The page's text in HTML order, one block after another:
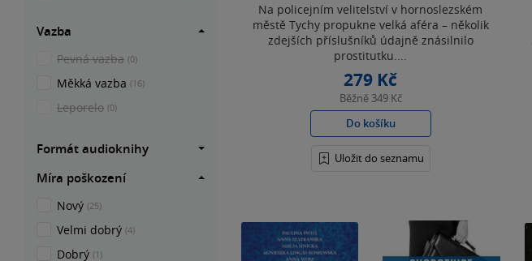
Na policejním velitelství v hornoslezském
městě Tychy propukne velká aféra – několik
zdejších příslušníků údajně znásilnilo
prostitutku....
279 Kč
Běžně 349 Kč
Do košíku
Uložit do seznamu
Vazba
Pevná vazba (0)
Měkká vazba (16)
Leporelo (0)
Formát audioknihy
Míra poškození
Nový (25)
Velmi dobrý (4)
Dobrý (1)